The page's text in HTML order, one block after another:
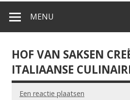
MENU
HOF VAN SAKSEN
ITALIAANSE
Een reactie plaatsen